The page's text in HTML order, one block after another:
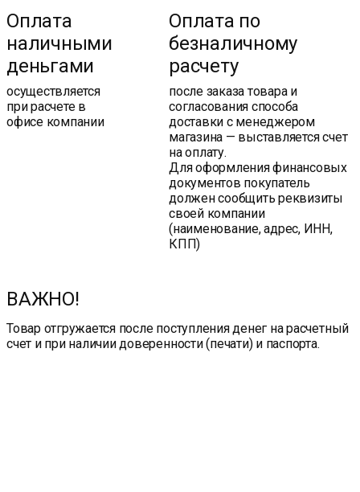
Оплата
наличными
деньгами
осуществляется
при расчете в
офисе компании
Оплата по
безналичному
расчету
после заказа товара и
согласования способа
доставки с менеджером
магазина — выставляется счет
на оплату.
Для оформления финансовых
документов покупатель
должен сообщить реквизиты
своей компании
(наименование, адрес, ИНН,
КПП)
ВАЖНО!
Товар отгружается после поступления денег на расчетный
счет и при наличии доверенности (печати) и паспорта.